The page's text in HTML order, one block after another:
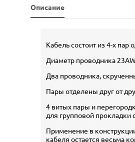
Описание
Кабель состоит из 4-х
Диаметр проводника
Два проводника,
Пары отделены друг от
4 витых пары и
для групповой
Применение в
кабеля остается весьма